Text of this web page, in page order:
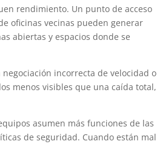
rendimiento. Un punto de acceso
oficinas vecinas pueden generar
abiertas y espacios donde se
incorrecta de velocidad o
menos visibles que una caída total,
asumen más funciones de las
de seguridad. Cuando están mal